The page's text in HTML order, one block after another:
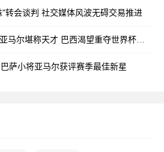
转会谈判 社交媒体风波无碍交易推进
尔堪称天才 巴西渴望重夺世界杯荣耀
萨小将亚马尔获评赛季最佳新星